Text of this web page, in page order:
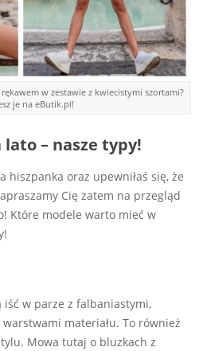
w zestawie z kwiecistymi szortami?
je na eButik.pl!
– nasze typy!
hiszpanka oraz upewniłaś się, że
Cię zatem na przegląd
Które modele warto mieć w
iść w parze z falbaniastymi,
materiału. To również
Mowa tutaj o bluzkach z